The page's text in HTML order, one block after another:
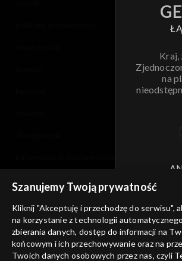
Kraj,
na
Szanujemy Twoją prywatność
Kliknij "Akceptuję i przechodzę do serwisu",
na korzystanie z technologii
zbierania danych, dostęp do informacji na
końcowym i ich przechowywanie oraz na
Twoich danych osobowych przez nas, czyli